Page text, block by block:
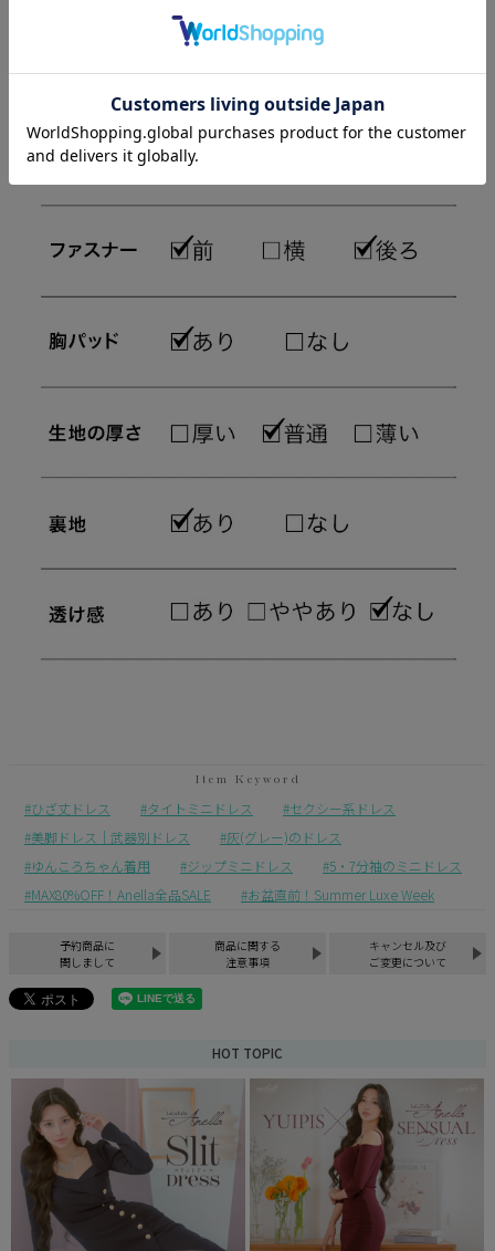
ひざ丈ドレス タイトミニドレス
セクシー系ドレス
美脚ドレス｜武器別ドレス
灰(グレー)のドレス
ゆんころちゃん着用
ジップミニドレス
5・7分袖のミニドレス
MAX80%OFF！Anella全品SALE
お盆直前！Summer Luxe Week
予約商品に
関しまして
商品に関する
注意事項
キャンセル及び
ご変更について
HOT TOPIC